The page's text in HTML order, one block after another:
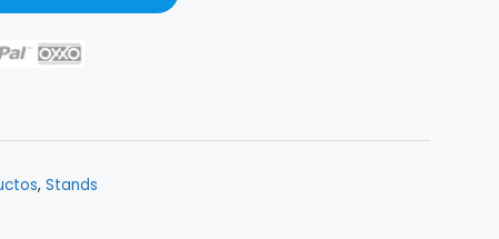
, Stands